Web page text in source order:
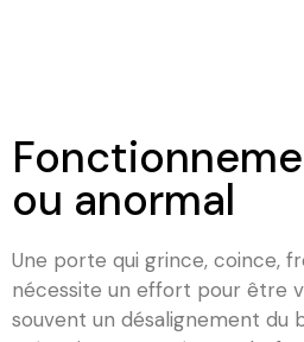
ou anormal
Une porte qui grince, coince,
nécessite un effort pour être
souvent un désalignement du